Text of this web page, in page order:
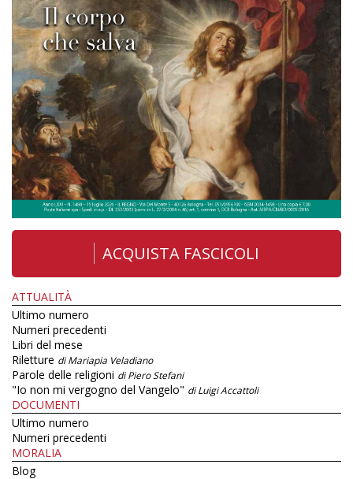
ACQUISTA FASCICOLI
ATTUALITÀ
Ultimo numero
Numeri precedenti
Libri del mese
Riletture di Mariapia Veladiano
Parole delle religioni di Piero Stefani
"Io non mi vergogno del Vangelo" di Luigi Accattoli
DOCUMENTI
Ultimo numero
Numeri precedenti
MORALIA
Blog